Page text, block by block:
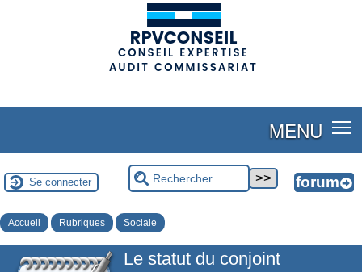
MENU
Se connecter
Accueil Rubriques Sociale
Le statut du conjoint